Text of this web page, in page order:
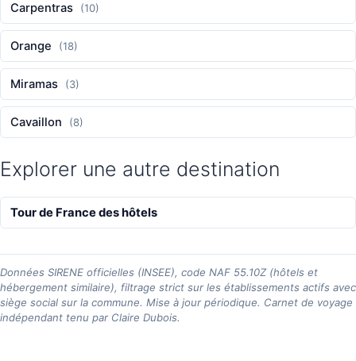
Carpentras (10)
Orange (18)
Miramas (3)
Cavaillon (8)
Explorer une autre destination
Tour de France des hôtels
Données SIRENE officielles (INSEE), code NAF 55.10Z (hôtels et
hébergement similaire), filtrage strict sur les établissements actifs avec
siège social sur la commune. Mise à jour périodique. Carnet de voyage
indépendant tenu par Claire Dubois.